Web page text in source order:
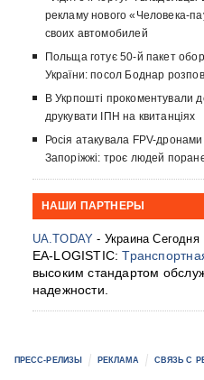
рекламу нового «Человека-
своих автомобилей
Польща готує 50-й пакет
України: посол Боднар
В Укрпошті прокоментували
друкувати ІПН на квитанціях
Росія атакувала FPV-
Запоріжжі: троє людей
НАШИ ПАРТНЕРЫ
UA.TODAY - Украина Сегодня
EA-LOGISTIC:
высоким стандартом
надежности.
ПРЕСС-РЕЛИЗЫ РЕКЛАМА СВЯЗЬ С